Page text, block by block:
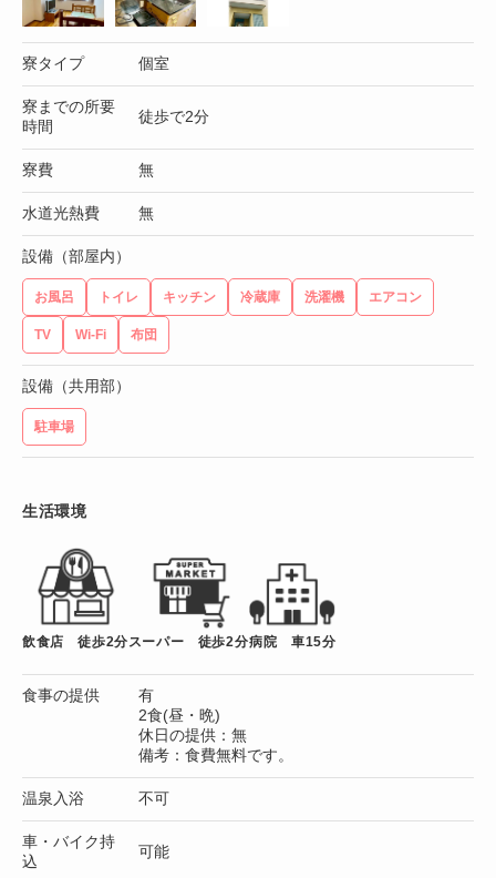
寮タイプ 個室
寮までの所要
時間
徒歩で2分
寮費 無
水道光熱費 無
設備（部屋内）
お風呂 トイレ キッチン 冷蔵庫 洗濯機 エアコン
TV Wi-Fi 布団
設備（共用部）
駐車場
生活環境
飲食店 徒歩2分スーパー 徒歩2分病院 車15分
食事の提供
有
2食(昼・晩)
休日の提供：無
備考：食費無料です。
温泉入浴 不可
車・バイク持
込
可能